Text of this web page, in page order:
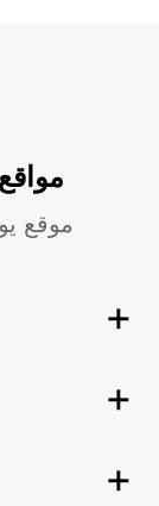
موقع